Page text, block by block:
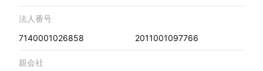
法人番号
7140001026858
2011001097766
親会社